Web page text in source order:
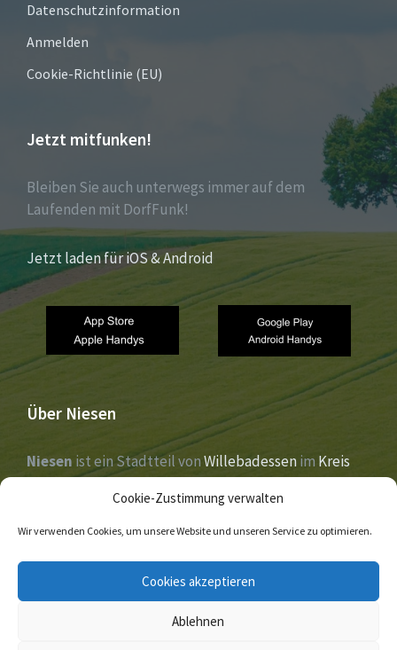
Cookie-Zustimmung verwalten
Wir verwenden Cookies, um unsere Website und unseren Service zu optimieren.
Cookies akzeptieren
Ablehnen
Datenschutzinformation
Anmelden
Cookie-Richtlinie (EU)
Jetzt mitfunken!
Bleiben Sie auch unterwegs immer auf dem
Laufenden mit DorfFunk!
Jetzt laden für iOS & Android
Über Niesen
Niesen ist ein Stadtteil vonWillebadessenim Kreis
Höxter,Nordrhein-Westfalen. Der Ort liegt im Tal der
und wurde 1273 erstmals urkundlich erwähnt.
Facebook Twitter